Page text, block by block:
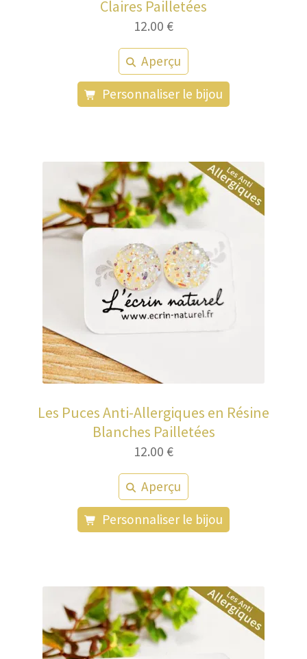
Claires Pailletées
12.00 €
Aperçu
Personnaliser le bijou
Les Puces Anti-Allergiques en Résine
Blanches Pailletées
12.00 €
Aperçu
Personnaliser le bijou